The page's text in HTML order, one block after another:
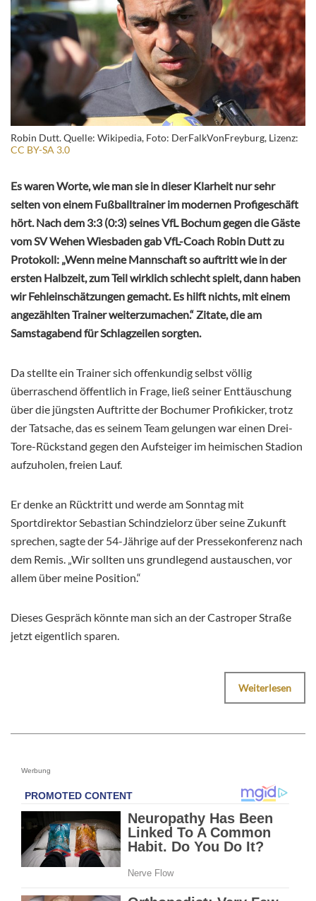
Robin Dutt. Quelle: Wikipedia, Foto: DerFalkVonFreyburg, Lizenz:
CC BY-SA 3.0
Es waren Worte, wie man sie in dieser Klarheit nur sehr
selten von einem Fußballtrainer im modernen Profigeschäft
hört. Nach dem 3:3 (0:3) seines VfL Bochum gegen die Gäste
vom SV Wehen Wiesbaden gab VfL-Coach Robin Dutt zu
Protokoll: „Wenn meine Mannschaft so auftritt wie in der
ersten Halbzeit, zum Teil wirklich schlecht spielt, dann haben
wir Fehleinschätzungen gemacht. Es hilft nichts, mit einem
angezählten Trainer weiterzumachen.“ Zitate, die am
Samstagabend für Schlagzeilen sorgten.
Da stellte ein Trainer sich offenkundig selbst völlig
überraschend öffentlich in Frage, ließ seiner Enttäuschung
über die jüngsten Auftritte der Bochumer Profikicker, trotz
der Tatsache, das es seinem Team gelungen war einen Drei-
Tore-Rückstand gegen den Aufsteiger im heimischen Stadion
aufzuholen, freien Lauf.
Er denke an Rücktritt und werde am Sonntag mit
Sportdirektor Sebastian Schindzielorz über seine Zukunft
sprechen, sagte der 54-Jährige auf der Pressekonferenz nach
dem Remis. „Wir sollten uns grundlegend austauschen, vor
allem über meine Position.“
Dieses Gespräch könnte man sich an der Castroper Straße
jetzt eigentlich sparen.
Weiterlesen
Werbung